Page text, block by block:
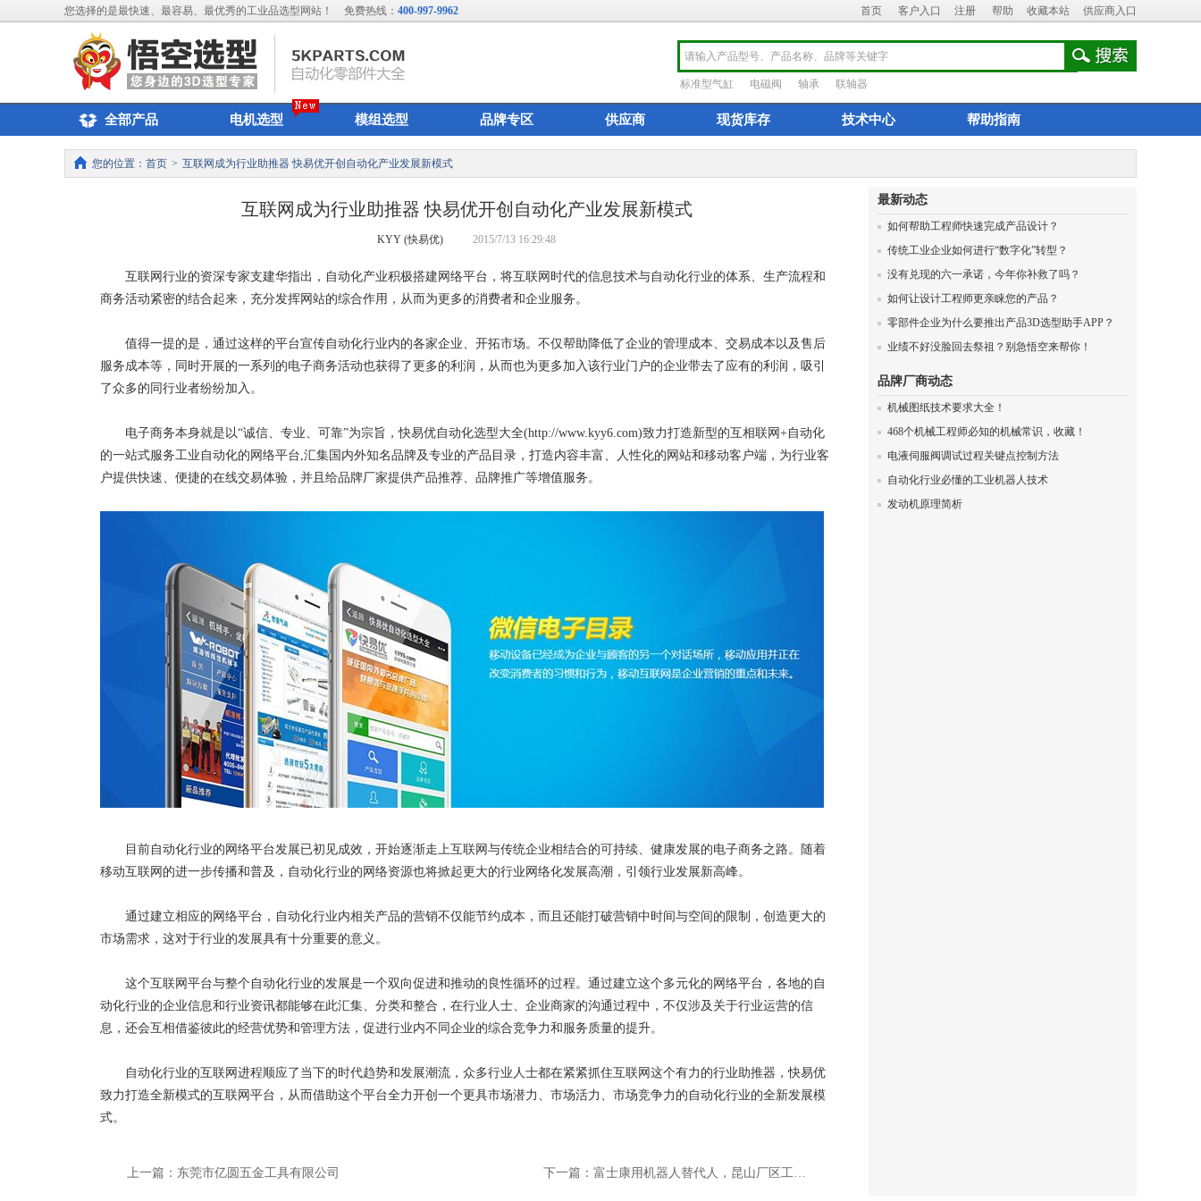
您选择的是最快速、最容易、最优秀的工业品选型网站！ 免费热线： 400-997-9962 首页 客户入口 注册 帮助 收藏本站 供应商入口
标准型气缸 电磁阀 轴承 联轴器
全部产品 电机选型 模组选型 品牌专区 供应商 现货库存 技术中心 帮助指南
您的位置： 首页 > 互联网成为行业助推器 快易优开创自动化产业发展新模式
互联网成为行业助推器 快易优开创自动化产业发展新模式
KYY (快易优) 2015/7/13 16:29:48
互联网行业的资深专家支建华指出，自动化产业积极搭建网络平台，将互联网时代的信息技术与自动化行业的体系、生产流程和
商务活动紧密的结合起来，充分发挥网站的综合作用，从而为更多的消费者和企业服务。
值得一提的是，通过这样的平台宣传自动化行业内的各家企业、开拓市场。不仅帮助降低了企业的管理成本、交易成本以及售后
服务成本等，同时开展的一系列的电子商务活动也获得了更多的利润，从而也为更多加入该行业门户的企业带去了应有的利润，吸引
了众多的同行业者纷纷加入。
电子商务本身就是以“诚信、专业、可靠”为宗旨，快易优自动化选型大全(http://www.kyy6.com)致力打造新型的互相联网+自动化
的一站式服务工业自动化的网络平台,汇集国内外知名品牌及专业的产品目录，打造内容丰富、人性化的网站和移动客户端，为行业客
户提供快速、便捷的在线交易体验，并且给品牌厂家提供产品推荐、品牌推广等增值服务。
目前自动化行业的网络平台发展已初见成效，开始逐渐走上互联网与传统企业相结合的可持续、健康发展的电子商务之路。随着
移动互联网的进一步传播和普及，自动化行业的网络资源也将掀起更大的行业网络化发展高潮，引领行业发展新高峰。
通过建立相应的网络平台，自动化行业内相关产品的营销不仅能节约成本，而且还能打破营销中时间与空间的限制，创造更大的
市场需求，这对于行业的发展具有十分重要的意义。
这个互联网平台与整个自动化行业的发展是一个双向促进和推动的良性循环的过程。通过建立这个多元化的网络平台，各地的自
动化行业的企业信息和行业资讯都能够在此汇集、分类和整合，在行业人士、企业商家的沟通过程中，不仅涉及关于行业运营的信
息，还会互相借鉴彼此的经营优势和管理方法，促进行业内不同企业的综合竞争力和服务质量的提升。
自动化行业的互联网进程顺应了当下的时代趋势和发展潮流，众多行业人士都在紧紧抓住互联网这个有力的行业助推器，快易优
致力打造全新模式的互联网平台，从而借助这个平台全力开创一个更具市场潜力、市场活力、市场竞争力的自动化行业的全新发展模
式。
上一篇：东莞市亿圆五金工具有限公司 下一篇：富士康用机器人替代人，昆山厂区工…
最新动态
如何帮助工程师快速完成产品设计？
传统工业企业如何进行“数字化”转型？
没有兑现的六一承诺，今年你补救了吗？
如何让设计工程师更亲睐您的产品？
零部件企业为什么要推出产品3D选型助手APP？
业绩不好没脸回去祭祖？别急悟空来帮你！
品牌厂商动态
机械图纸技术要求大全！
468个机械工程师必知的机械常识，收藏！
电液伺服阀调试过程关键点控制方法
自动化行业必懂的工业机器人技术
发动机原理简析